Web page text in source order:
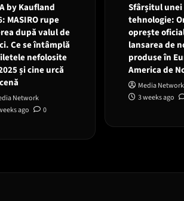
by Kaufland
MASIRO rupe
după valul de
Ce se întâmplă
nefolosite
și cine urcă
Network
ago
0
Sfârșitul unei
tehnologie:
oprește
lansarea de
produse în
America de
Media Network
3 weeks ago